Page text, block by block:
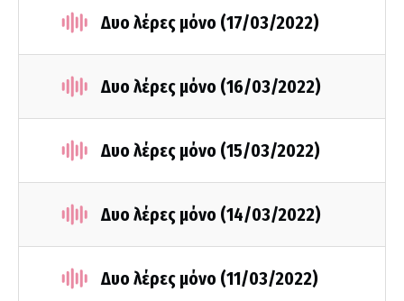
Δυο λέρες μόνο (17/03/2022)
Δυο λέρες μόνο (16/03/2022)
Δυο λέρες μόνο (15/03/2022)
Δυο λέρες μόνο (14/03/2022)
Δυο λέρες μόνο (11/03/2022)